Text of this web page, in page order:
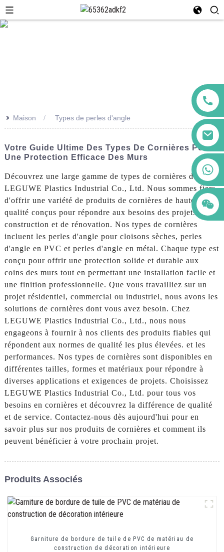
>> Maison Types de perles d'angle
Votre Guide Ultime Des Types De Cornières Pour
Une Protection Efficace Des Murs
Découvrez une large gamme de types de cornières de
LEGUWE Plastics Industrial Co., Ltd. Nous sommes fiers
d'offrir une variété de produits de cornières de haute
qualité conçus pour répondre aux besoins des projets de
construction et de rénovation. Nos types de cornières
incluent les perles d'angle pour cloisons sèches, perles
d'angle en PVC et perles d'angle en métal. Chaque type est
conçu pour offrir une protection solide et durable aux
coins des murs tout en permettant une installation facile et
une finition professionnelle. Que vous travailliez sur un
projet résidentiel, commercial ou industriel, nous avons les
solutions de cornières dont vous avez besoin. Chez
LEGUWE Plastics Industrial Co., Ltd., nous nous
engageons à fournir à nos clients des produits fiables qui
répondent aux normes de qualité les plus élevées. et les
performances. Nos types de cornières sont disponibles en
différentes tailles, formes et matériaux pour répondre à
diverses applications et exigences de projets. Choisissez
LEGUWE Plastics Industrial Co., Ltd. pour tous vos
besoins en cornières et découvrez la différence de qualité
et de service. Contactez-nous dès aujourd'hui pour en
savoir plus sur nos produits de cornières et comment ils
peuvent bénéficier à votre prochain projet.
Produits Associés
Garniture de bordure de tuile de PVC de matériau de
construction de décoration intérieure